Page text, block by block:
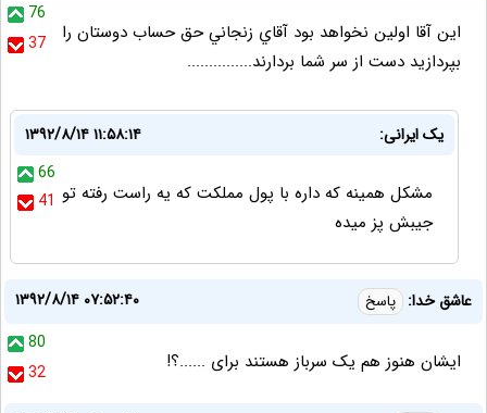
76
37
اين آقا اولين نخواهد بود آقاي زنجاني حق حساب دوستان را
بپردازيد دست از سر شما بردارند...............
یک ایرانی:
۱۳۹۲/۸/۱۴ ۱۱:۵۸:۱۴
66
41 مشکل همینه که داره با پول مملکت که یه راست رفته تو
جیبش پز میده
عاشق خدا: پاسخ
۱۳۹۲/۸/۱۴ ۰۷:۵۲:۴۰
80
32
ایشان هنوز هم یک سرباز هستند برای ......؟!